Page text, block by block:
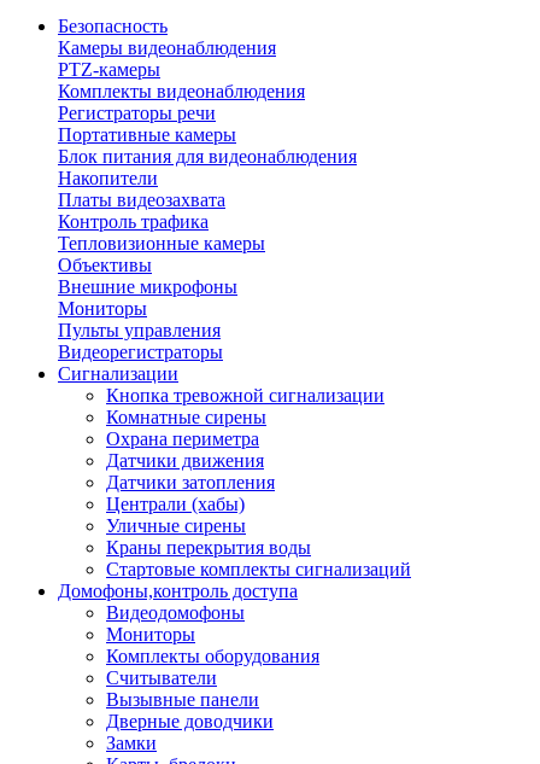
Безопасность
Камеры видеонаблюдения
PTZ-камеры
Комплекты видеонаблюдения
Регистраторы речи
Портативные камеры
Блок питания для видеонаблюдения
Накопители
Платы видеозахвата
Контроль трафика
Тепловизионные камеры
Объективы
Внешние микрофоны
Мониторы
Пульты управления
Видеорегистраторы
Сигнализации
Кнопка тревожной сигнализации
Комнатные сирены
Охрана периметра
Датчики движения
Датчики затопления
Централи (хабы)
Уличные сирены
Краны перекрытия воды
Стартовые комплекты сигнализаций
Домофоны,контроль доступа
Видеодомофоны
Мониторы
Комплекты оборудования
Считыватели
Вызывные панели
Дверные доводчики
Замки